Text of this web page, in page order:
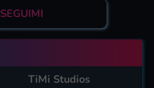
SEGUIMI
TiMi Studios